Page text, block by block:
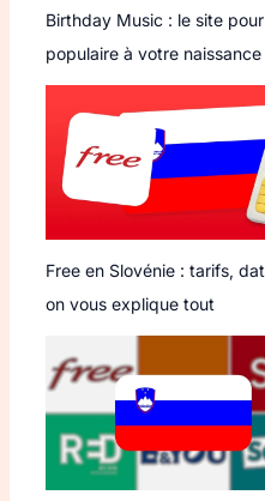
Birthday Music : le site
populaire à votre naissance
Free en Slovénie : tarifs,
on vous explique tout